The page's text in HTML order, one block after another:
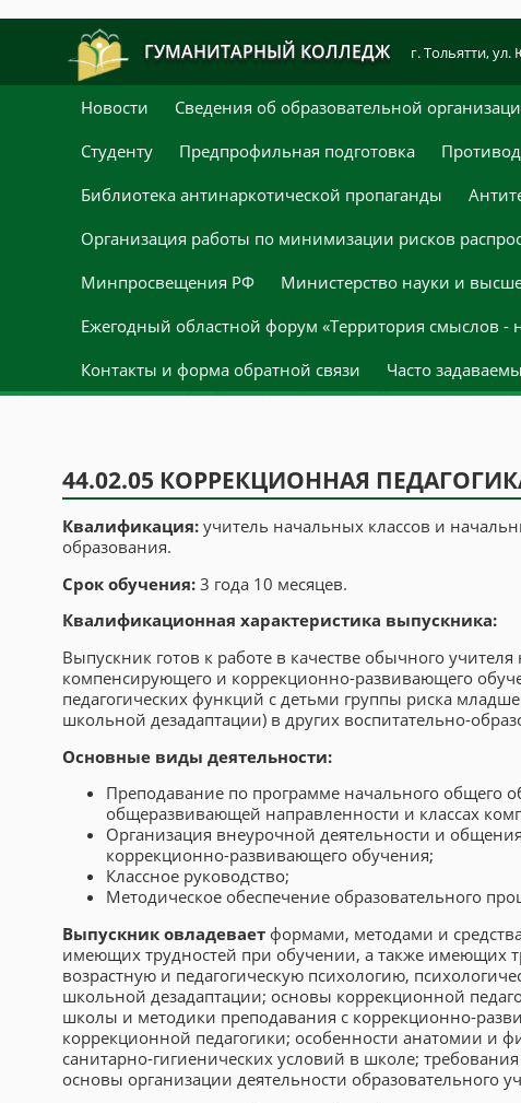
ГУМАНИТАРНЫЙ КОЛЛЕДЖ г. Тольятти, ул.
Новости Сведения об образовательной
Студенту
Предпрофильная подготовка
Библиотека антинаркотической пропаганды
Организация работы по минимизации рисков
Минпросвещения РФ
Министерство науки и
Ежегодный областной форум «Территория смыслов -
Контакты и форма обратной связи
Часто
44.02.05 КОРРЕКЦИОННАЯ
Квалификация: учитель начальных классов и
образования.
Срок обучения: 3 года 10 месяцев.
Квалификационная характеристика выпускника:
Выпускник готов к работе в качестве обычного
компенсирующего и коррекционно-развивающего
педагогических функций с детьми группы риска
школьной дезадаптации) в других воспитательно-
Основные виды деятельности:
Преподавание по программе начального общего
общеразвивающей направленности и классах
Организация внеурочной деятельности и
коррекционно-развивающего обучения;
Классное руководство;
Методическое обеспечение образовательного
Выпускник овладевает формами, методами и
имеющих трудностей при обучении, а также имеющих
возрастную и педагогическую психологию,
школьной дезадаптации; основы коррекционной
школы и методики преподавания с коррекционно-
коррекционной педагогики; особенности анатомии и
санитарно-гигиенических условий в школе;
основы организации деятельности образовательного